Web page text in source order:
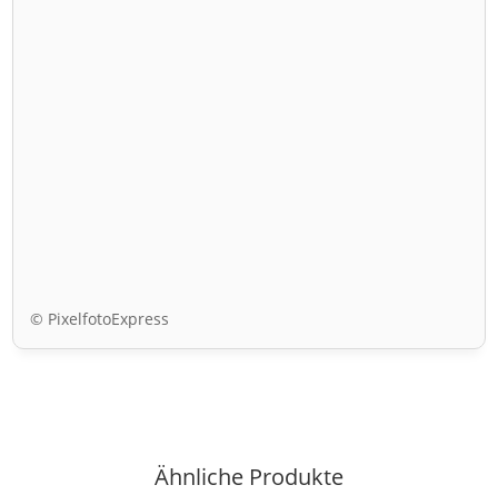
© PixelfotoExpress
Ähnliche Produkte